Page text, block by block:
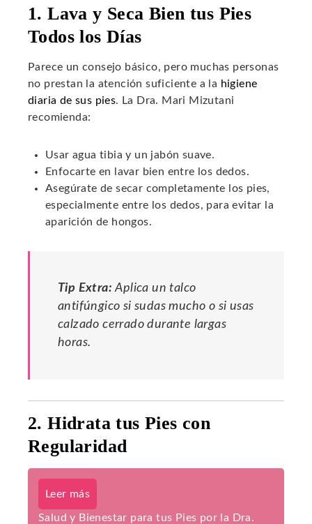
1. Lava y Seca Bien tus Pies
Todos los Días
Parece un consejo básico, pero muchas personas
no prestan la atención suficiente a la higiene
diaria de sus pies. La Dra. Mari Mizutani
recomienda:
Usar agua tibia y un jabón suave.
Enfocarte en lavar bien entre los dedos.
Asegúrate de secar completamente los pies,
especialmente entre los dedos, para evitar la
aparición de hongos.
Tip Extra: Aplica un talco
antifúngico si sudas mucho o si usas
calzado cerrado durante largas
horas.
2. Hidrata tus Pies con
Regularidad
Leer más
Salud y Bienestar para tus Pies por la Dra.